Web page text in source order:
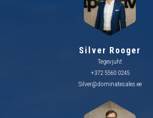
Silver Rooger
Tegevjuht
+372 5560 0245
Silver@dominatesales.ee